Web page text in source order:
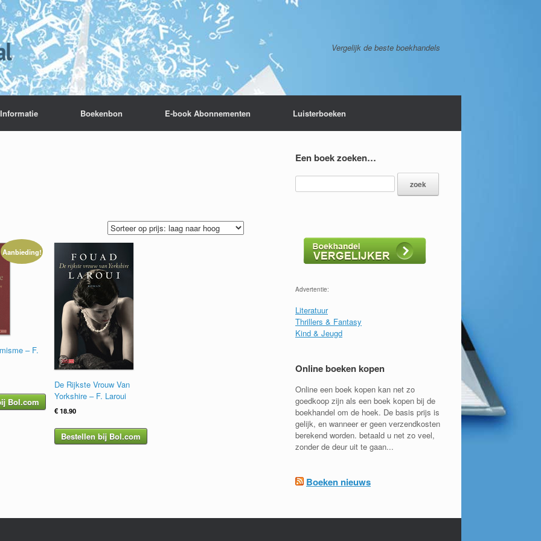
Vergelijk de beste boekhandels
Boekenbon E-book Abonnementen Luisterboeken
Aanbieding!
– F.
Bol.com
De Rijkste Vrouw Van
Yorkshire – F. Laroui
€18.90
Bestellen bij Bol.com
Een boek zoeken…
Advertentie:
Literatuur
Thrillers & Fantasy
Kind & Jeugd
Online boeken kopen
Online een boek kopen kan net zo
goedkoop zijn als een boek kopen bij de
boekhandel om de hoek. De basis prijs is
gelijk, en wanneer er geen verzendkosten
berekend worden. betaald u net zo veel,
zonder de deur uit te gaan...
Boeken nieuws